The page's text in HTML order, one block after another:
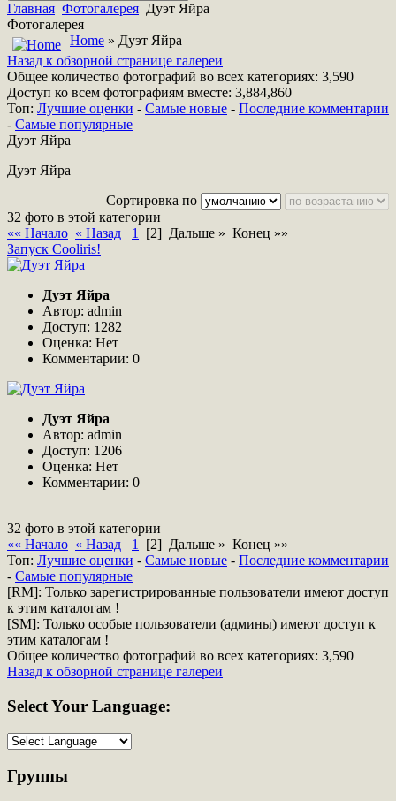
Главная Фотогалерея Дуэт Яйра
Фотогалерея
Home » Дуэт Яйра
Назад к обзорной странице галереи
Общее количество фотографий во всех категориях: 3,590
Доступ ко всем фотографиям вместе: 3,884,860
Топ: Лучшие оценки - Самые новые - Последние комментарии
- Самые популярные
Дуэт Яйра
Дуэт Яйра
Сортировка по
32 фото в этой категории
«« Начало « Назад 1 [2] Дальше » Конец »»
Запуск Cooliris!
Дуэт Яйра
Автор: admin
Доступ: 1282
Оценка: Нет
Комментарии: 0
Дуэт Яйра
Автор: admin
Доступ: 1206
Оценка: Нет
Комментарии: 0
32 фото в этой категории
«« Начало « Назад 1 [2] Дальше » Конец »»
Топ: Лучшие оценки - Самые новые - Последние комментарии
- Самые популярные
[RM]: Только зарегистрированные пользователи имеют доступ
к этим каталогам !
[SM]: Только особые пользователи (админы) имеют доступ к
этим каталогам !
Общее количество фотографий во всех категориях: 3,590
Назад к обзорной странице галереи
SelectYour Language:
Группы